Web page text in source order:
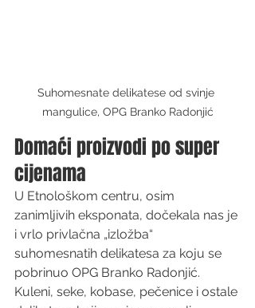
Suhomesnate delikatese od svinje
mangulice, OPG Branko Radonjić
Domaći proizvodi po super
cijenama
U Etnološkom centru, osim
zanimljivih eksponata, dočekala nas je
i vrlo privlačna „izložba“
suhomesnatih delikatesa za koju se
pobrinuo OPG Branko Radonjić.
Kuleni, seke, kobase, pečenice i ostale